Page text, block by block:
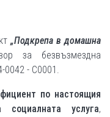
„Подкрепа в домашна
за безвъзмездна
0042 - С0001.
по настоящия
социалната услуга,